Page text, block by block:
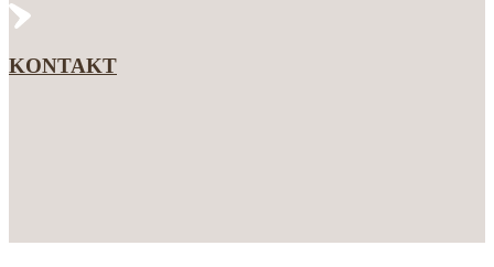
KONTAKT